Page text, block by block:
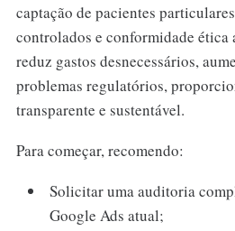
captação de pacientes
controlados e conformidade ética
reduz gastos desnecessários,
problemas regulatórios,
transparente e sustentável.
Para começar, recomendo:
Solicitar uma auditoria
Google Ads atual;